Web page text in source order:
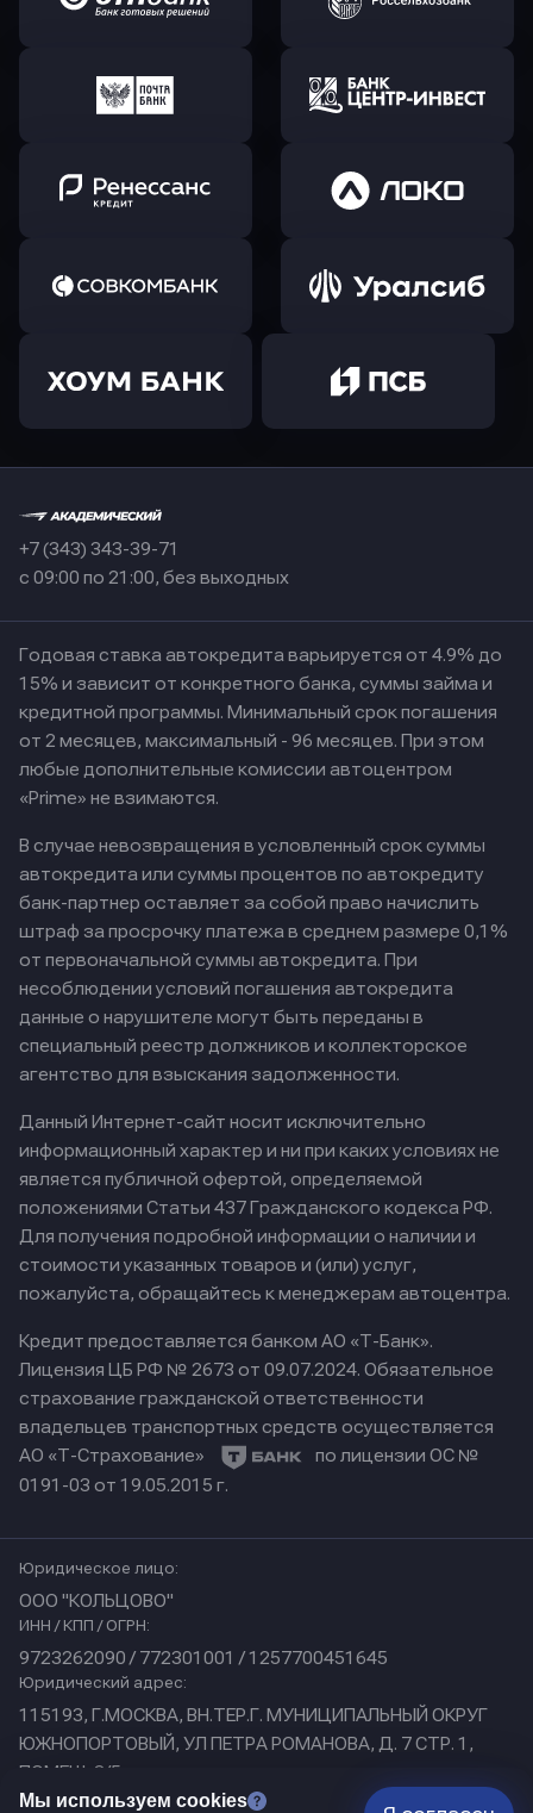
Мы используем cookies
+7 (343) 343-39-71
с 09:00 по 21:00, без выходных
Годовая ставка автокредита варьируется от 4.9% до
15% и зависит от конкретного банка, суммы займа и
кредитной программы. Минимальный срок погашения
от 2 месяцев, максимальный - 96 месяцев. При этом
любые дополнительные комиссии автоцентром
«Prime» не взимаются.
В случае невозвращения в условленный срок суммы
автокредита или суммы процентов по автокредиту
банк-партнер оставляет за собой право начислить
штраф за просрочку платежа в среднем размере 0,1%
от первоначальной суммы автокредита. При
несоблюдении условий погашения автокредита
данные о нарушителе могут быть переданы в
специальный реестр должников и коллекторское
агентство для взыскания задолженности.
Данный Интернет-сайт носит исключительно
информационный характер и ни при каких условиях не
является публичной офертой, определяемой
положениями Статьи 437 Гражданского кодекса РФ.
Для получения подробной информации о наличии и
стоимости указанных товаров и (или) услуг,
пожалуйста, обращайтесь к менеджерам автоцентра.
Кредит предоставляется банком АО «Т-Банк».
Лицензия ЦБ РФ № 2673 от 09.07.2024. Обязательное
страхование гражданской ответственности
владельцев транспортных средств осуществляется
АО «Т-Страхование»
по лицензии ОС №
0191-03 от 19.05.2015 г.
Юридическое лицо:
ООО "КОЛЬЦОВО"
ИНН / КПП / ОГРН:
9723262090 / 772301001 / 1257700451645
Юридический адрес:
115193, Г.МОСКВА, ВН.ТЕР.Г. МУНИЦИПАЛЬНЫЙ ОКРУГ
ЮЖНОПОРТОВЫЙ, УЛ ПЕТРА РОМАНОВА, Д. 7 СТР. 1,
ПОМЕЩ. 3/5
Физический адрес: